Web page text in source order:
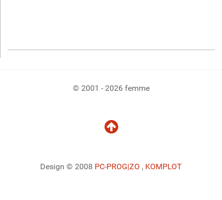
© 2001 - 2026 femme
Design © 2008 PC-PROG|ZO , KOMPLOT